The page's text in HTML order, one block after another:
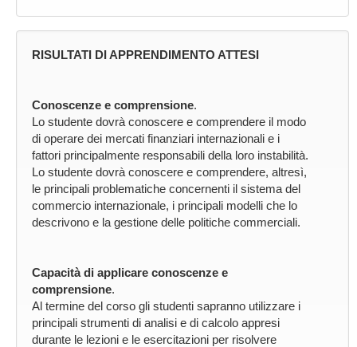
RISULTATI DI APPRENDIMENTO ATTESI
Conoscenze e comprensione.
Lo studente dovrà conoscere e comprendere il modo
di operare dei mercati finanziari internazionali e i
fattori principalmente responsabili della loro instabilità.
Lo studente dovrà conoscere e comprendere, altresì,
le principali problematiche concernenti il sistema del
commercio internazionale, i principali modelli che lo
descrivono e la gestione delle politiche commerciali.
Capacità di applicare conoscenze e
comprensione.
Al termine del corso gli studenti sapranno utilizzare i
principali strumenti di analisi e di calcolo appresi
durante le lezioni e le esercitazioni per risolvere